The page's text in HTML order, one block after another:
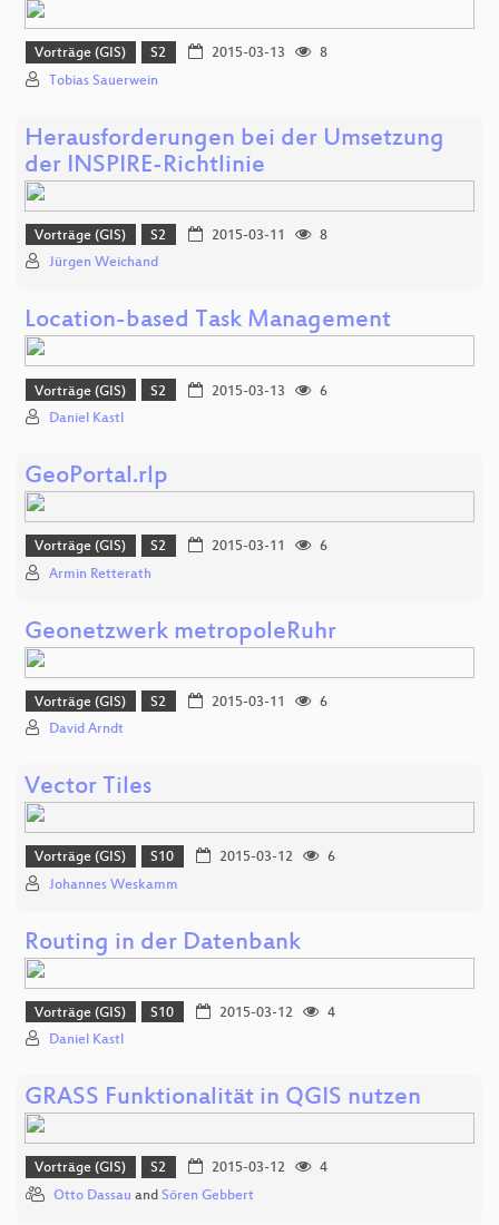
Vorträge (GIS) S2 2015-03-13
8
Tobias Sauerwein
Herausforderungen bei der Umsetzung
der INSPIRE-Richtlinie
Vorträge (GIS) S2 2015-03-11
8
Jürgen Weichand
Location-based Task Management
Vorträge (GIS) S2 2015-03-13
6
Daniel Kastl
GeoPortal.rlp
Vorträge (GIS) S2 2015-03-11
6
Armin Retterath
Geonetzwerk metropoleRuhr
Vorträge (GIS) S2 2015-03-11
6
David Arndt
Vector Tiles
Vorträge (GIS) S10 2015-03-12
6
Johannes Weskamm
Routing in der Datenbank
Vorträge (GIS) S10 2015-03-12
4
Daniel Kastl
GRASS Funktionalität in QGIS nutzen
Vorträge (GIS) S2 2015-03-12
4
Otto Dassau and Sören Gebbert